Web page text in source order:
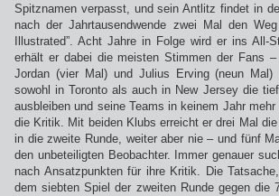
Spitznamen verpasst, und sein Antlitz findet in
nach der Jahrtausendwende zwei Mal den
Illustrated”. Acht Jahre in Folge wird er ins All-
erhält er dabei die meisten Stimmen der Fans
Jordan (vier Mal) und Julius Erving (neun
sowohl in Toronto als auch in New Jersey die
ausbleiben und seine Teams in keinem Jahr
die Kritik. Mit beiden Klubs erreicht er drei Mal
in die zweite Runde, weiter aber nie – und fünf
den unbeteiligten Beobachter. Immer genauer
nach Ansatzpunkten für ihre Kritik. Die
dem siebten Spiel der zweiten Runde gegen die